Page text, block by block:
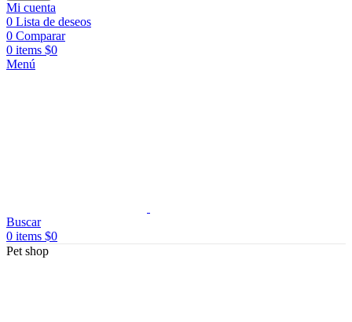
Mi cuenta
0 Lista de deseos
0 Comparar
0 items $0
Menú
Buscar
0 items $0
Pet shop